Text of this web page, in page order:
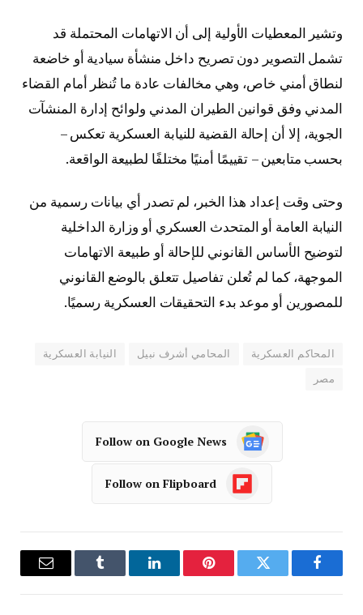
وتشير المعطيات الأولية إلى أن الاتهامات المحتملة قد
تشمل التصوير دون تصريح داخل منشأة سيادية أو خاضعة
لنطاق أمني خاص، وهي مخالفات عادة ما تُنظر أمام القضاء
المدني وفق قوانين الطيران المدني ولوائح إدارة المنشآت
الجوية، إلا أن إحالة القضية للنيابة العسكرية تعكس –
بحسب متابعين – تقييمًا أمنيًا مختلفًا لطبيعة الواقعة.
وحتى وقت إعداد هذا الخبر، لم تصدر أي بيانات رسمية من
النيابة العامة أو المتحدث العسكري أو وزارة الداخلية
لتوضيح الأساس القانوني للإحالة أو طبيعة الاتهامات
الموجهة، كما لم تُعلن تفاصيل تتعلق بالوضع القانوني
للمصورين أو موعد بدء التحقيقات العسكرية رسميًا.
المحاكم العسكرية المحامي أشرف نبيل النيابة العسكرية
مصر
Follow on Google News
Follow on Flipboard
فيسبوك تويتر بينتيريستلينكدإن Tumblr
البريد